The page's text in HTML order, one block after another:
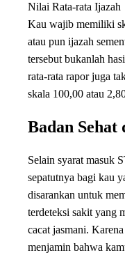
Nilai Rata-rata Ijazah
Kau wajib memiliki
atau pun ijazah
tersebut bukanlah
rata-rata rapor juga
skala 100,00 atau
Badan
Selain syarat masuk
sepatutnya bagi kau
disarankan untuk
terdeteksi sakit yang
cacat jasmani.
menjamin bahwa